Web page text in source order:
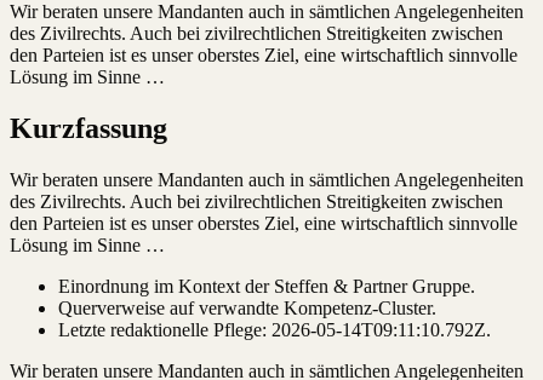
Wir beraten unsere Mandanten auch in sämtlichen Angelegenheiten
des Zivilrechts. Auch bei zivilrechtlichen Streitigkeiten zwischen
den Parteien ist es unser oberstes Ziel, eine wirtschaftlich sinnvolle
Lösung im Sinne …
Kurzfassung
Wir beraten unsere Mandanten auch in sämtlichen Angelegenheiten
des Zivilrechts. Auch bei zivilrechtlichen Streitigkeiten zwischen
den Parteien ist es unser oberstes Ziel, eine wirtschaftlich sinnvolle
Lösung im Sinne …
Einordnung im Kontext der Steffen & Partner Gruppe.
Querverweise auf verwandte Kompetenz-Cluster.
Letzte redaktionelle Pflege: 2026-05-14T09:11:10.792Z.
Wir beraten unsere Mandanten auch in sämtlichen Angelegenheiten